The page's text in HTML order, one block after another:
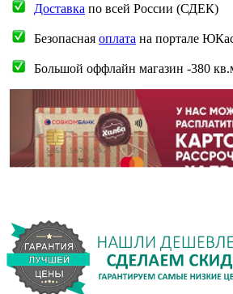
Доставка по всей России (СДЕК)
Безопасная оплата на портале
Большой оффлайн магазин -380